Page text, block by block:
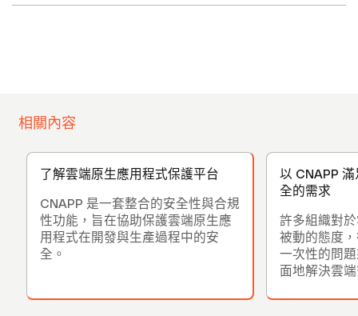
相關內容
了解雲端原生應用程式保護平台
CNAPP 是一套整合的安全性與合規
性功能，旨在協助保護雲端原生應
用程式在開發與生產過程中的安
全。
以 CNAPP
全的需求
許多組織對
被動的態度
一次性的問
面地解決雲